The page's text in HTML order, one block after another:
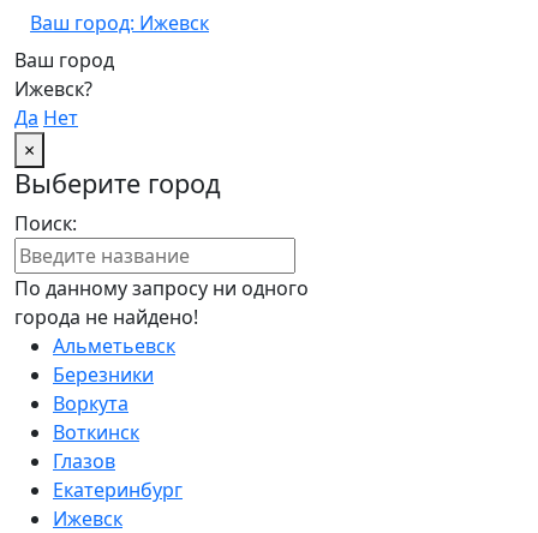
Ваш город: Ижевск
Ваш город
Ижевск?
Да Нет
×
Выберите город
Поиск:
По данному запросу ни одного
города не найдено!
Альметьевск
Березники
Воркута
Воткинск
Глазов
Екатеринбург
Ижевск